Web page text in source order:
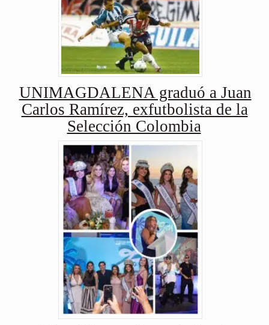
UNIMAGDALENA graduó a Juan
Carlos Ramírez, exfutbolista de la
Selección Colombia